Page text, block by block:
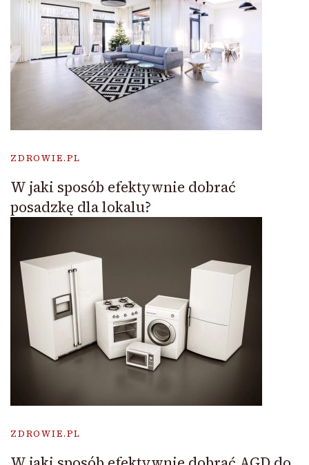
ZDROWIE.PL
W jaki sposób efektywnie dobrać
posadzkę dla lokalu?
ZDROWIE.PL